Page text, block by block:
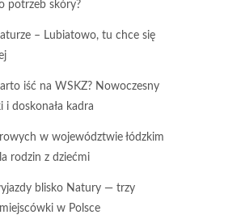
potrzeb skóry?
– Lubiatowo, tu chce się
iść na WSKZ? Nowoczesny
i doskonała kadra
w województwie łódzkim
rodzin z dziećmi
blisko Natury — trzy
w Polsce